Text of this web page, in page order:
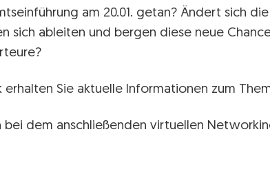
am 20.01. getan? Ändert sich
sich ableiten und bergen diese neue
erhalten Sie aktuelle Informationen zum
bei dem anschließenden virtuellen